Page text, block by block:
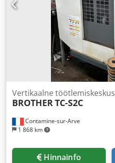
Contamine-sur-Arve
1 868 km
Vertikaalne töötlemiskeskus
BROTHERTC-S2C
Hinnainfo